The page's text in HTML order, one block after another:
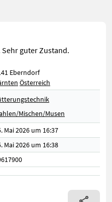
Sehr guter Zustand.
Eberndorf
Österreich
Mischen/Musen
Mai 2026 um 16:37
Mai 2026 um 16:38